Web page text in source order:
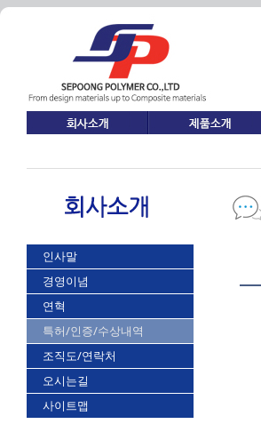
인사말
경영이념
연혁
특허/인증/수상내역
조직도/연락처
오시는길
사이트맵